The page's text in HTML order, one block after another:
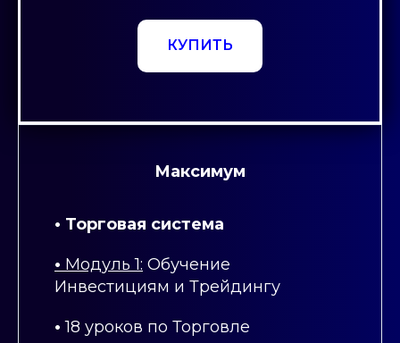
КУПИТЬ
Максимум
• Торговая система
• Модуль 1: Обучение
Инвестициям и Трейдингу
•18 уроков по Торговле